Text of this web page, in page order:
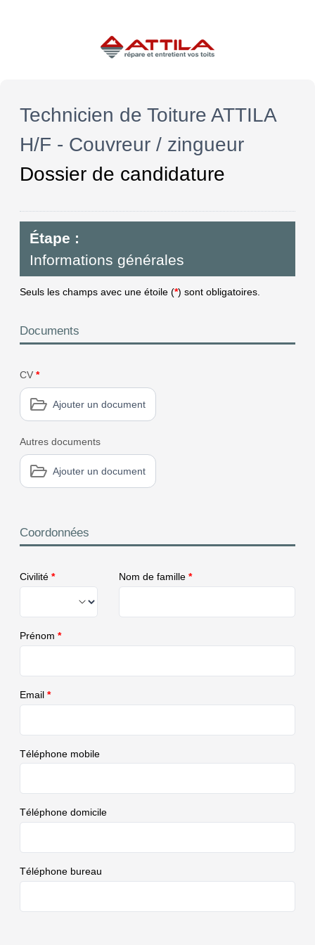
Technicien de Toiture ATTILA
H/F - Couvreur / zingueur
Dossier de candidature
Étape :
Informations générales
Seuls les champs avec une étoile (*) sont obligatoires.
Documents
CV *
Ajouter un document
Autres documents
Ajouter un document
Coordonnées
Civilité * Nom de famille *
Prénom *
Email *
Téléphone mobile
Téléphone domicile
Téléphone bureau